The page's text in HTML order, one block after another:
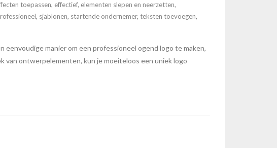
toepassen, effectief, elementen slepen en neerzetten,
, sjablonen, startende ondernemer, teksten toevoegen,
eenvoudige manier om een professioneel ogend logo te maken,
van ontwerpelementen, kun je moeiteloos een uniek logo